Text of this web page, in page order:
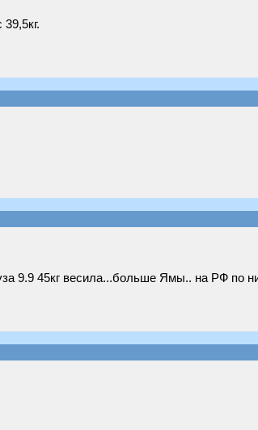
9.9 45кг весила...больше Ямы.. на РФ по